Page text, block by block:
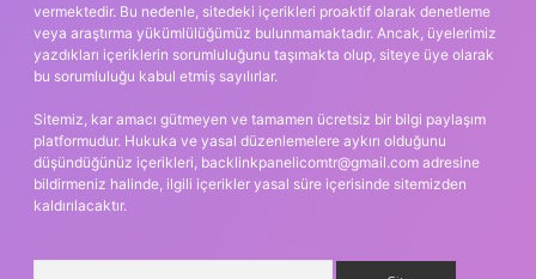
vermektedir. Bu nedenle, sitedeki içerikleri proaktif olarak denetleme
veya araştırma yükümlülüğümüz bulunmamaktadır. Ancak, üyelerimiz
yazdıkları içeriklerin sorumluluğunu taşımakta olup, siteye üye olarak
bu sorumluluğu kabul etmiş sayılırlar.
Sitemiz, kar amacı gütmeyen ve tamamen ücretsiz bir bilgi paylaşım
platformudur. Hukuka ve yasal düzenlemelere aykırı olduğunu
düşündüğünüz içerikleri, backlinkpanelicomtr@gmail.com adresine
bildirmeniz halinde, ilgili içerikler yasal süre içerisinde sitemizden
kaldırılacaktır.